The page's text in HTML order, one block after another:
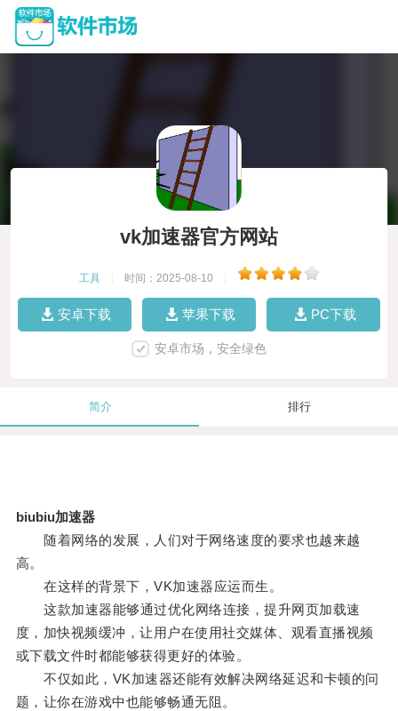
vk加速器官方网站
工具 时间：2025-08-10
安卓下载 苹果下载 PC下载
安卓市场，安全绿色
简介 排行
biubiu加速器
随着网络的发展，人们对于网络速度的要求也越来越
高。
在这样的背景下，VK加速器应运而生。
这款加速器能够通过优化网络连接，提升网页加载速
度，加快视频缓冲，让用户在使用社交媒体、观看直播视频
或下载文件时都能够获得更好的体验。
不仅如此，VK加速器还能有效解决网络延迟和卡顿的问
题，让你在游戏中也能够畅通无阻。